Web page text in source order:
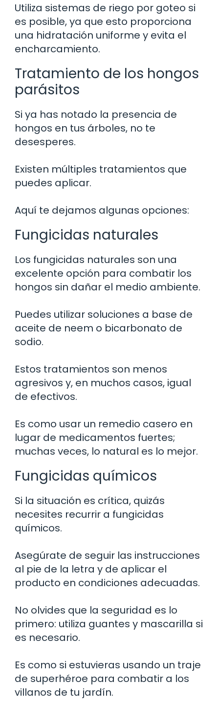
Utiliza sistemas de riego por goteo si
es posible, ya que esto proporciona
una hidratación uniforme y evita el
encharcamiento.
Tratamiento de los hongos
parásitos
Si ya has notado la presencia de
hongos en tus árboles, no te
desesperes.
Existen múltiples tratamientos que
puedes aplicar.
Aquí te dejamos algunas opciones:
Fungicidas naturales
Los fungicidas naturales son una
excelente opción para combatir los
hongos sin dañar el medio ambiente.
Puedes utilizar soluciones a base de
aceite de neem o bicarbonato de
sodio.
Estos tratamientos son menos
agresivos y, en muchos casos, igual
de efectivos.
Es como usar un remedio casero en
lugar de medicamentos fuertes;
muchas veces, lo natural es lo mejor.
Fungicidas químicos
Si la situación es crítica, quizás
necesites recurrir a fungicidas
químicos.
Asegúrate de seguir las instrucciones
al pie de la letra y de aplicar el
producto en condiciones adecuadas.
No olvides que la seguridad es lo
primero: utiliza guantes y mascarilla si
es necesario.
Es como si estuvieras usando un traje
de superhéroe para combatir a los
villanos de tu jardín.